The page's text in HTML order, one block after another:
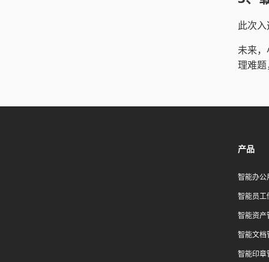
此次
未来
理难
产品
智能办公
智能员工
智能资产
智能文档
智能印章